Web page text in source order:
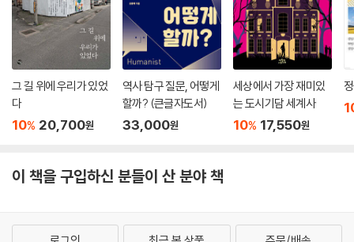
그 길 위에 우리가 있었
다
10% 20,700원
역사 탐구 질문, 어떻게
할까? (큰글자도서)
33,000원
세상에서 가장 재미있
는 도시기담 세계사
10% 17,550원
이 책을 구입하신 분들이 산 분야 책